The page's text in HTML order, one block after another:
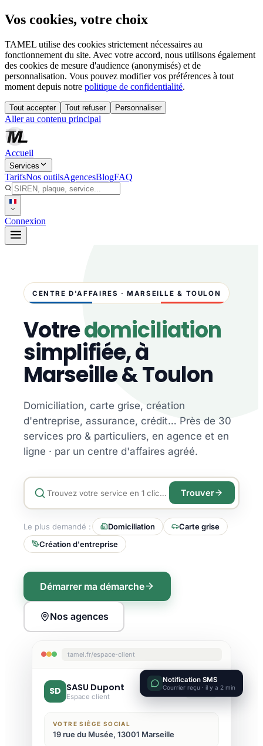
Vos cookies, votre choix
TAMEL utilise des cookies strictement nécessaires au
fonctionnement du site. Avec votre accord, nous utilisons également
des cookies de mesure d'audience (anonymisés) et de
personnalisation. Vous pouvez modifier vos préférences à tout
moment depuis notre politique de confidentialité.
Tout accepter Tout refuser Personnaliser
Aller au contenu principal
Accueil
Services
TarifsNos outilsAgencesBlogFAQ
Connexion
CENTRE D'AFFAIRES · MARSEILLE & TOULON
Votredomiciliation
simplifiée, à
Marseille & Toulon
Domiciliation, carte grise, création
d'entreprise, assurance, crédit… Près de 30
services pro & particuliers, en agence et en
ligne · par un centre d'affaires agréé.
Trouver
Le plus demandé : Domiciliation
Carte grise
Création d'entreprise
Démarrer ma démarche
Nos agences
tamel.fr/espace-client
SD SASU Dupont
Espace client
Active
VOTRE SIÈGE SOCIAL
19 rue du Musée, 13001 Marseille
Notification SMS
Courrier reçu · il y a 2 min